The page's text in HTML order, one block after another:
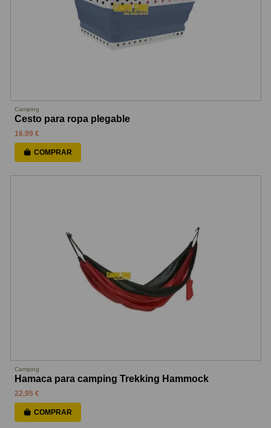
Camping
Cesto para ropa plegable
16,99 €
COMPRAR
Camping
Hamaca para camping Trekking Hammock
22,95 €
COMPRAR